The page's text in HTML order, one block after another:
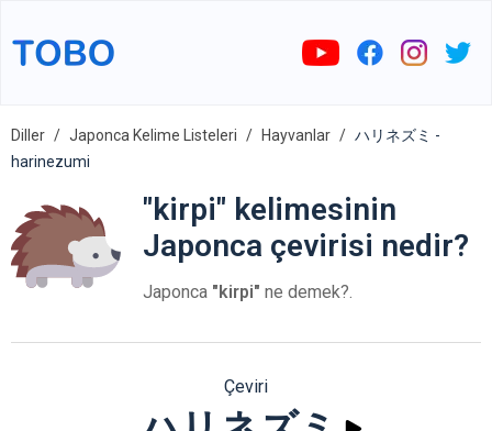
Diller Japonca Kelime Listeleri Hayvanlar
ハリネズミ -
harinezumi
"kirpi" kelimesinin
Japonca çevirisi nedir?
Japonca "kirpi" ne demek?.
Çeviri